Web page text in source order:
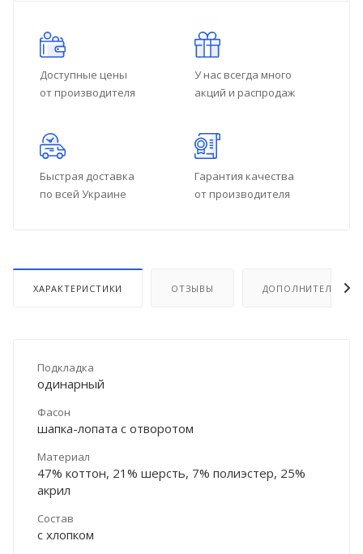
Доступные цены
от производителя
У нас всегда много
акций и распродаж
Быстрая доставка
по всей Украине
Гарантия качества
от производителя
ХАРАКТЕРИСТИКИ ОТЗЫВЫ ДОПОЛНИТЕЛЬНО
Подкладка
одинарный
Фасон
шапка-лопата с отворотом
Материал
47% коттон, 21% шерсть, 7% полиэстер, 25%
акрил
Состав
с хлопком